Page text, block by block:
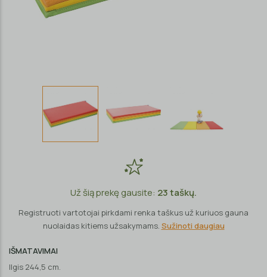
Už šią prekę gausite: 23taškų.
Registruoti vartotojai pirkdami renka taškus už kuriuos gauna
nuolaidas kitiems užsakymams. Sužinoti daugiau
IŠMATAVIMAI
Ilgis 244,5 cm.